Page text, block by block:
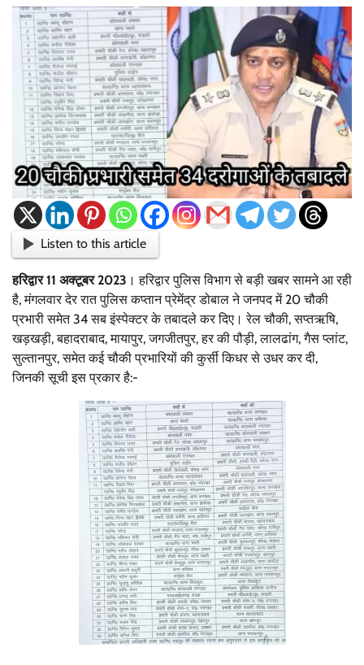
Listen to this article
हरिद्वार 11 अक्टूबर 2023 । हरिद्वार पुलिस विभाग से बड़ी खबर सामने आ रही
है, मंगलवार देर रात पुलिस कप्तान प्रेमेंद्र डोबाल ने जनपद में 20 चौकी
प्रभारी समेत 34 सब इंस्पेक्टर के तबादले कर दिए। रेल चौकी, सप्तऋषि,
खड़खड़ी, बहादराबाद, मायापुर, जगजीतपुर, हर की पौड़ी, लालढांग, गैस प्लांट,
सुल्तानपुर, समेत कई चौकी प्रभारियों की कुर्सी किधर से उधर कर दी,
जिनकी सूची इस प्रकार है:-